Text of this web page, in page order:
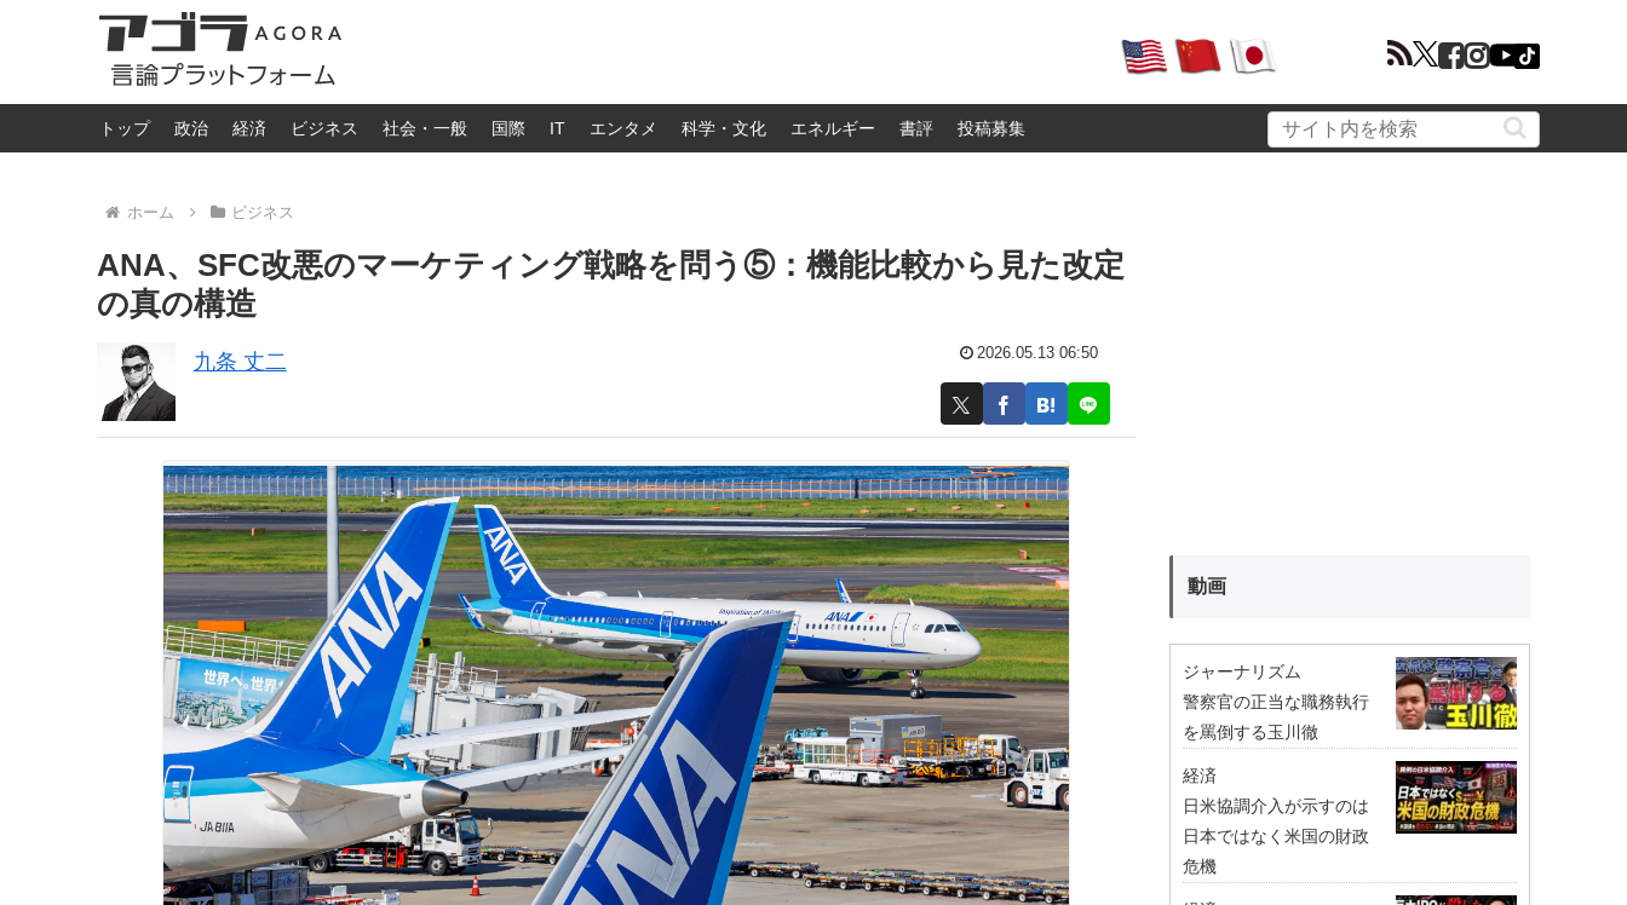
トップ 政治 経済 ビジネス 社会・一般 国際 IT エンタメ 科学・文化 エネルギー 書評 投稿募集
ホーム ビジネス
ANA、SFC改悪のマーケティング戦略を問う⑤：機能比較から見た改定
の真の構造
九条 丈二 2026.05.13 06:50
動画
ジャーナリズム
警察官の正当な職務執行
を罵倒する玉川徹
経済
日米協調介入が示すのは
日本ではなく米国の財政
危機